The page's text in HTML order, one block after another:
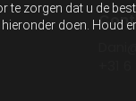
zorgen dat u de
doen. Houd